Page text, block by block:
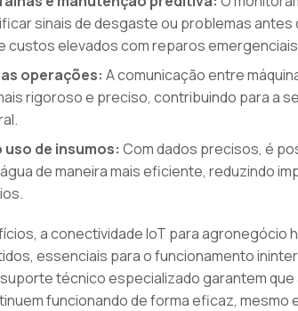
sinais de desgaste ou problemas
custos elevados com reparos
operações: A comunicação entre
rigoroso e preciso, contribuindo para a
de insumos: Com dados precisos, é
de maneira mais eficiente, reduzindo
a conectividade IoT para agronegócio
essenciais para o funcionamento
técnico especializado garantem
funcionando de forma eficaz, mesmo